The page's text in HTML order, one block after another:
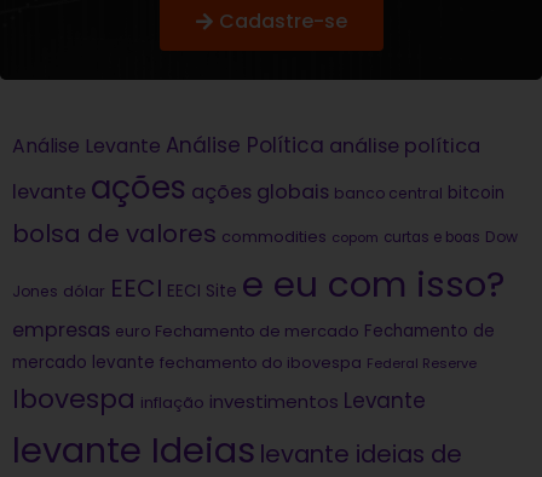
Cadastre-se
Análise Levante Análise Política análise política
levante ações ações globais banco central bitcoin
bolsa de valores commodities copom curtas e boas Dow
Jones dólar EECI EECI Site e eu com isso?
empresas euro Fechamento de mercado Fechamento de
mercado levante fechamento do ibovespa Federal Reserve
Ibovespa inflação investimentos Levante
levante Ideias levante ideias de